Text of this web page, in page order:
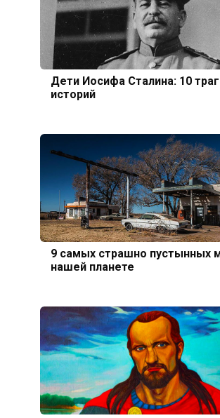
Дети Иосифа Сталина: 10
историй
9 самых страшно пустынных
нашей планете